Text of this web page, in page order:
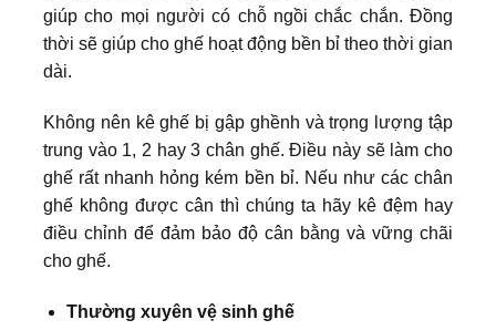
giúp cho mọi người có chỗ ngồi chắc chắn. Đồng
thời sẽ giúp cho ghế hoạt động bền bỉ theo thời gian
dài.
Không nên kê ghế bị gập ghềnh và trọng lượng tập
trung vào 1, 2 hay 3 chân ghế. Điều này sẽ làm cho
ghế rất nhanh hỏng kém bền bỉ. Nếu như các chân
ghế không được cân thì chúng ta hãy kê đệm hay
điều chỉnh để đảm bảo độ cân bằng và vững chãi
cho ghế.
Thường xuyên vệ sinh ghế